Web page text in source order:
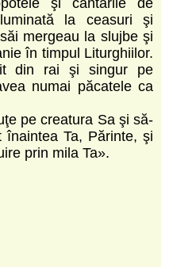
la ceasuri şi
mergeau la slujbe şi
în timpul Liturghiilor.
din rai şi singur pe
numai păcatele ca
pe creatura Sa şi să-
Ta, Părinte, şi
prin mila Ta».